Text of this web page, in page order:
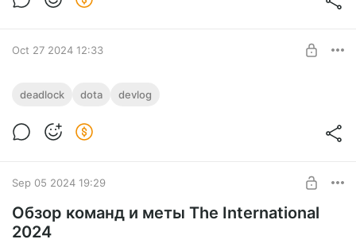
Oct 27 2024 12:33
deadlock dota devlog
Sep 05 2024 19:29
Обзор команд и меты The International
2024